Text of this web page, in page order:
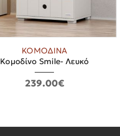
ΚΟΜΟΔΙΝΑ
Κομοδίνο Smile- Λευκό
239.00€